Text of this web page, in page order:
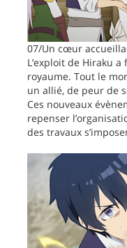
07/Un cœur
L’exploit de Hiraku
royaume. Tout le
un allié, de peur de
Ces nouveaux
repenser
des travaux